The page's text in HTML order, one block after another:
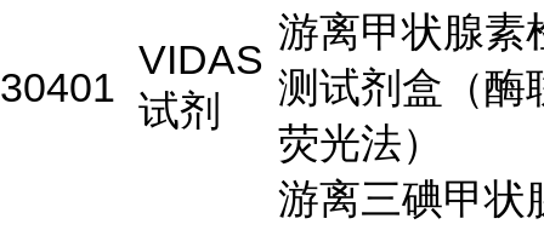
30401
VIDAS
试剂
游离甲状腺素
测试剂盒（酶
荧光法）
游离三碘甲状